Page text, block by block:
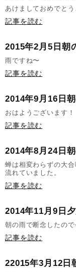
あけましておめでとう
記事を読む
2015年2月5日朝
雨ですね〜
記事を読む
2014年9月16日
おはようございます！
記事を読む
2014年8月24日
蝉は相変わらずの大
流れていました。
記事を読む
2014年11月9日
朝の雨で断念したの
記事を読む
22015年3月12日